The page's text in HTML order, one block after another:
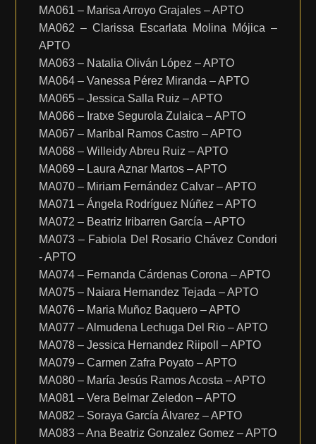
MA061 – Marisa Arroyo Grajales – APTO
MA062 – Clarissa Escarlata Molina Mójica –
APTO
MA063 – Natalia Oliván López – APTO
MA064 – Vanessa Pérez Miranda – APTO
MA065 – Jessica Salla Ruiz – APTO
MA066 – Iratxe Segurola Zulaica – APTO
MA067 – Maribal Ramos Castro – APTO
MA068 – Willeidy Abreu Ruiz – APTO
MA069 – Laura Aznar Martos – APTO
MA070 – Miriam Fernández Calvar – APTO
MA071 – Ángela Rodríguez Núñez – APTO
MA072 – Beatriz Iribarren García – APTO
MA073 – Fabiola Del Rosario Chávez Condori
- APTO
MA074 – Fernanda Cárdenas Corona – APTO
MA075 – Naiara Hernandez Tejada – APTO
MA076 – Maria Muñoz Baquero – APTO
MA077 – Almudena Lechuga Del Rio – APTO
MA078 – Jessica Hernandez Riipoll – APTO
MA079 – Carmen Zafra Poyato – APTO
MA080 – María Jesús Ramos Acosta – APTO
MA081 – Vera Belmar Zeledon – APTO
MA082 – Soraya García Álvarez – APTO
MA083 – Ana Beatriz Gonzalez Gomez – APTO